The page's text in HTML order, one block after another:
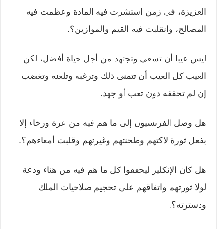
العزيزة، في زمن استشرت فيه المادة وعظمت فيه
المصالح، وانقلبت فيه القيم والموازين؟.
ليس عيبا أن تسعى وتجتهد من أجل حياة أفضل، لكن
العيب كل العيب أن تتمنى ذلك وترغبه وتلعنه وتغضب
إن لم تحققه دون تعب أو جهد.
هل وصل الفرنسيون إلى ما هم فيه من عزة ورخاء إلا
بفعل ثورة لاكتهم وطحنتهم وغيرتهم وقلبت أمعاءهم؟.
هل كان الإنكليز ليحققوا كل ما هم فيه من هناء ودعة
لولا ثورتهم واتفاقهم على تحجيم صلاحيات الملك
ودسترته؟.